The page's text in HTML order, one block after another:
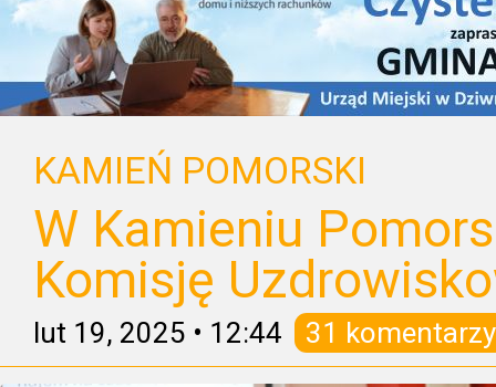
KAMIEŃ POMORSKI
W Kamieniu
Komisję
lut 19, 2025 • 12:44 31 komentarzy